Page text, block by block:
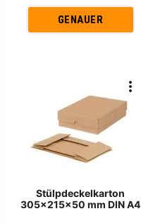
GENAUER
Stülpdeckelkarton
305x215x50 mm DIN A4